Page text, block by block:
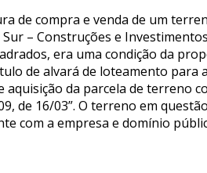
de compra e venda de um
– Construções e
era uma condição da
de alvará de loteamento
da parcela de terreno
de 16/03”. O terreno em
com a empresa e domínio